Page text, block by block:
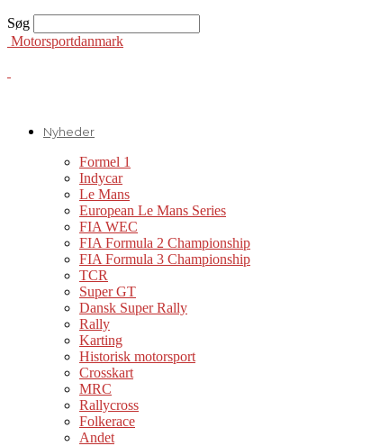
Søg
Motorsportdanmark
Nyheder
Formel 1
Indycar
Le Mans
European Le Mans Series
FIA WEC
FIA Formula 2 Championship
FIA Formula 3 Championship
TCR
Super GT
Dansk Super Rally
Rally
Karting
Historisk motorsport
Crosskart
MRC
Rallycross
Folkerace
Andet